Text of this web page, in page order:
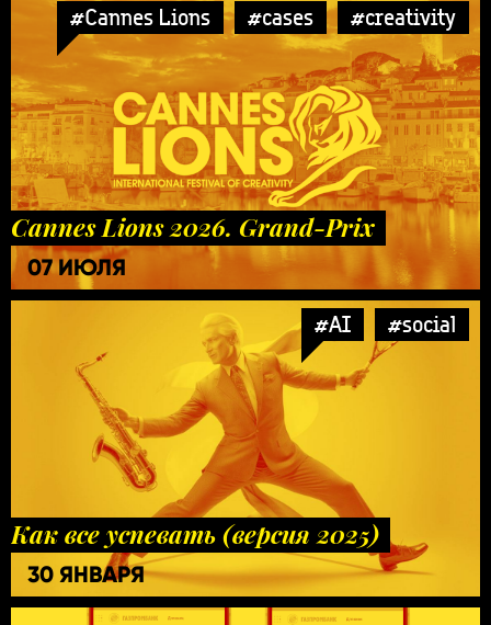
#Cannes Lions #cases #creativity
Cannes Lions 2026. Grand-Prix
07 ИЮЛЯ
#AI #social
Как все успевать (версия 2025)
30 ЯНВАРЯ